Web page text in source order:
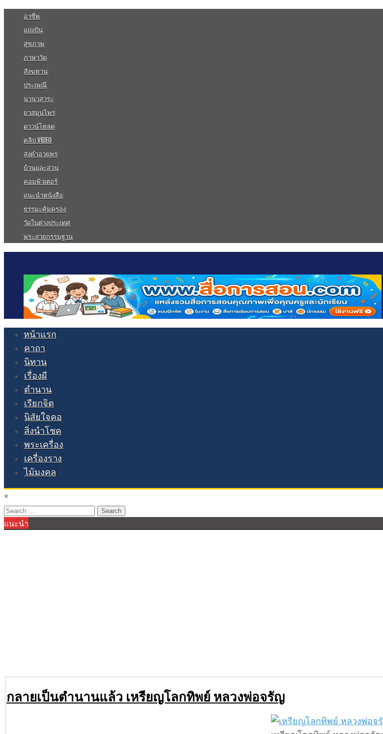
อาชีพ
แบ่งปัน
สุขภาพ
ภาษาวัด
สังฆทาน
ประเพณี
นานาสาระ
ยาสมุนไพร
ดาวน์โหลด
คลิป VIDEO
ส่งคำอวยพร
บ้านและสวน
คอมพิวเตอร์
แนะนำหนังสือ
ธรรมะคุ้มครอง
วัดในต่างประเทศ
พระสายกรรมฐาน
หน้าแรก
คาถา
นิทาน
เรื่องผี
ตำนาน
เรียกจิต
นิสัยใจคอ
สิ่งนำโชค
พระเครื่อง
เครื่องราง
ไม้มงคล
×
Search
for:
แนะนำ
กลายเป็นตำนานแล้ว เหรียญโลกทิพย์ หลวงพ่อจรัญ